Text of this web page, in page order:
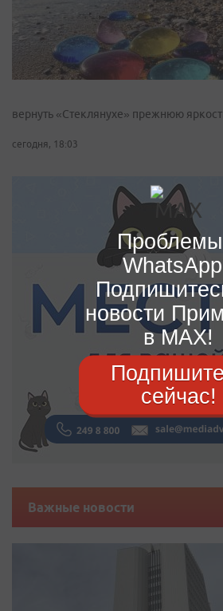
вернуть «Стеклянухе» прежнюю
сегодня, 18:03
Важные новости
новости
в MAX!
сейчас!